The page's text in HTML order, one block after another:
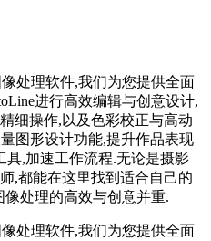
处理软件,我们为您提供全面
进行高效编辑与创意设计,
细操作,以及色彩校正与高动
图形设计功能,提升作品表现
具,加速工作流程.无论是摄影
,都能在这里找到适合自己的
像处理的高效与创意并重.
处理软件,我们为您提供全面